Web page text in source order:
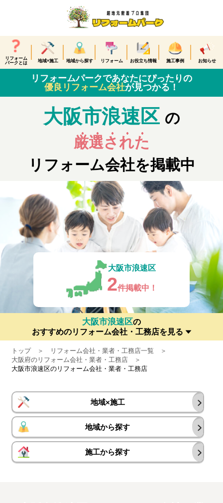
リフォーム
パークとは
地域×施工 地域から探す リフォーム お役立ち情報 施工事例 お知らせ
リフォームパークであなたにぴったりの
優良リフォーム会社が見つかる！
大阪市浪速区 の
厳選された
リフォーム会社を掲載中
大阪市浪速区
2件掲載中！
大阪市浪速区の
おすすめのリフォーム会社・工務店を見る
トップ
リフォーム会社・業者・工務店一覧
大阪府のリフォーム会社・業者・工務店
大阪市浪速区のリフォーム会社・業者・工務店
地域×施工
地域から探す
施工から探す